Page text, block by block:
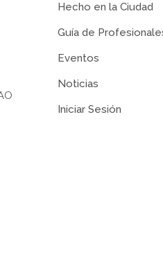
Hecho en la Ciudad
Guía de
Eventos
Noticias
Iniciar Sesión